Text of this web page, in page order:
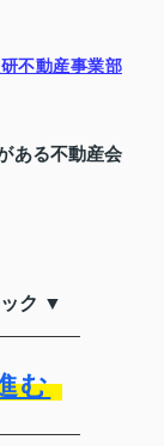
不動産事業部
ある不動産会
ク ▼
む